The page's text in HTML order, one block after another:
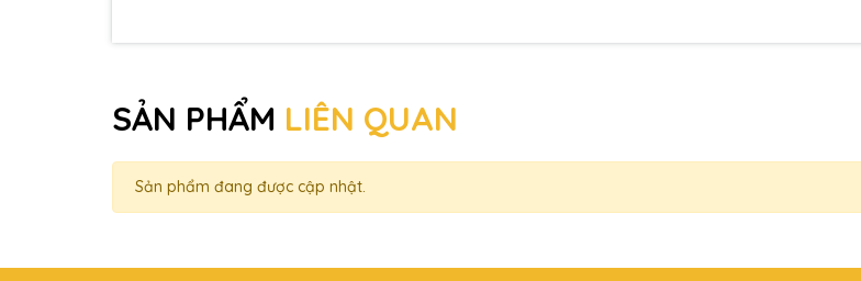
SẢN PHẨM LIÊN QUAN
Sản phẩm đang được cập nhật.